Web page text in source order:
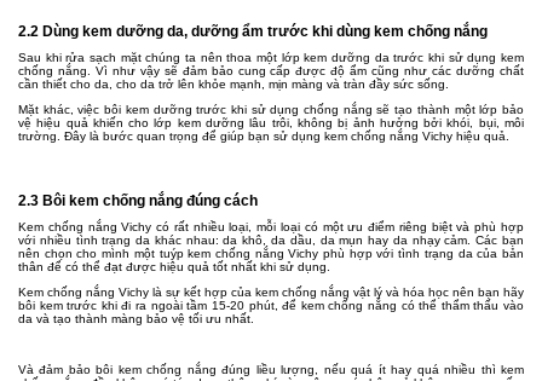
2.2 Dùng kem dưỡng da, dưỡng ẩm trước khi dùng kem chống nắng
Sau khi rửa sạch mặt chúng ta nên thoa một lớp kem dưỡng da trước khi sử dụng kem
chống nắng. Vì như vậy sẽ đảm bảo cung cấp được độ ẩm cũng như các dưỡng chất
cần thiết cho da, cho da trở lên khỏe mạnh, mịn màng và tràn đầy sức sống.
Mặt khác, việc bôi kem dưỡng trước khi sử dụng chống nắng sẽ tạo thành một lớp bảo
vệ hiệu quả khiến cho lớp kem dưỡng lâu trôi, không bị ảnh hưởng bởi khói, bụi, môi
trường. Đây là bước quan trọng để giúp bạn sử dụng kem chống nắng Vichy hiệu quả.
2.3 Bôi kem chống nắng đúng cách
Kem chống nắng Vichy có rất nhiều loại, mỗi loại có một ưu điểm riêng biệt và phù hợp
với nhiều tình trạng da khác nhau: da khô, da dầu, da mụn hay da nhạy cảm. Các bạn
nên chọn cho mình một tuýp kem chống nắng Vichy phù hợp với tình trạng da của bản
thân để có thể đạt được hiệu quả tốt nhất khi sử dụng.
Kem chống nắng Vichy là sự kết hợp của kem chống nắng vật lý và hóa học nên bạn hãy
bôi kem trước khi đi ra ngoài tầm 15-20 phút, để kem chống nắng có thể thẩm thấu vào
da và tạo thành màng bảo vệ tối ưu nhất.
Và đảm bảo bôi kem chống nắng đúng liều lượng, nếu quá ít hay quá nhiều thì kem